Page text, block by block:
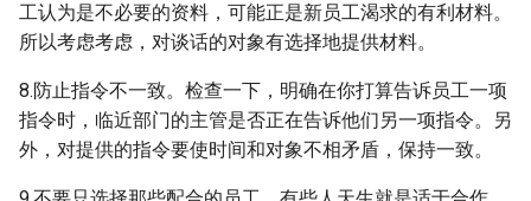
工认为是不必要的资料，可能正是新员工渴求的有利材料。
所以考虑考虑，对谈话的对象有选择地提供材料。
8.防止指令不一致。检查一下，明确在你打算告诉员工一项
指令时，临近部门的主管是否正在告诉他们另一项指令。另
外，对提供的指令要使时间和对象不相矛盾，保持一致。